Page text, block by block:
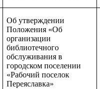
Об утверждении
Положения «Об
организации
библиотечного
обслуживания в
городском поселении
«Рабочий поселок
Переяславка»